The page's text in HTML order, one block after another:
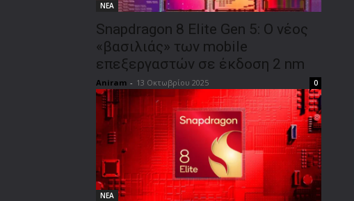
ΝΕΑ
Snapdragon 8 Elite Gen 5: Ο νέος
«βασιλιάς» των mobile
επεξεργαστών σε έκδοση 2 nm
Aniram - 13 Οκτωβρίου 2025 0
ΝΕΑ